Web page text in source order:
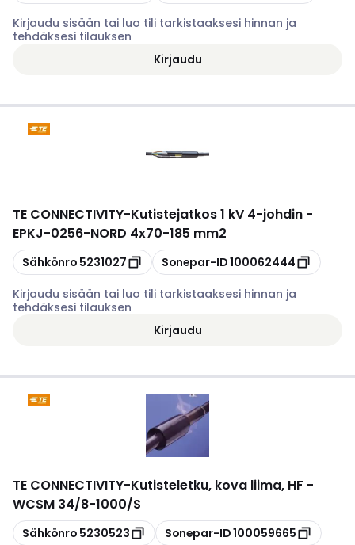
Kirjaudu sisään tai luo tili tarkistaaksesi hinnan ja
tehdäksesi tilauksen
Kirjaudu
TE CONNECTIVITY-Kutistejatkos 1 kV 4-johdin -
EPKJ-0256-NORD 4x70-185 mm2
Kopioi
Sähkönro 5231027 Kopioi
Sonepar-ID100062444
Kirjaudu sisään tai luo tili tarkistaaksesi hinnan ja
tehdäksesi tilauksen
Kirjaudu
TE CONNECTIVITY-Kutisteletku, kova liima, HF -
WCSM 34/8-1000/S
Kopioi
Sähkönro 5230523 Kopioi
Sonepar-ID100059665